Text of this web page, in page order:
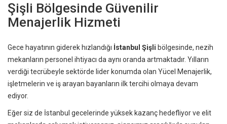
Şişli Bölgesinde Güvenilir
Menajerlik Hizmeti
Gece hayatının giderek hızlandığı İstanbul Şişli bölgesinde, nezih
mekanların personel ihtiyacı da aynı oranda artmaktadır. Yılların
verdiği tecrübeyle sektörde lider konumda olan Yücel Menajerlik,
işletmelerin ve iş arayan bayanların ilk tercihi olmaya devam
ediyor.
Eğer siz de İstanbul gecelerinde yüksek kazanç hedefliyor ve elit